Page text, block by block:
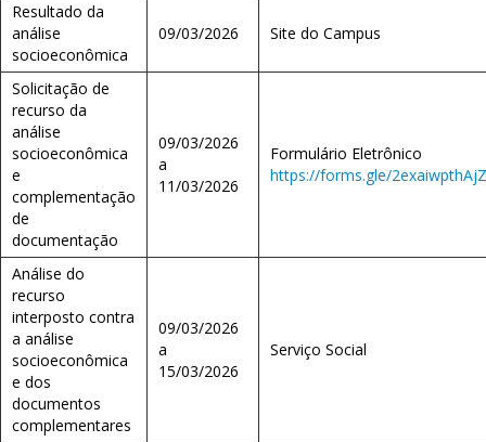
Resultado da
análise
socioeconômica
09/03/2026 Site do Campus
Solicitação de
recurso da
análise
socioeconômica
e
complementação
de
documentação
09/03/2026
a
11/03/2026
Formulário Eletrônico
https://forms.gle/
Análise do
recurso
interposto contra
a análise
socioeconômica
e dos
documentos
complementares
09/03/2026
a
15/03/2026
Serviço Social